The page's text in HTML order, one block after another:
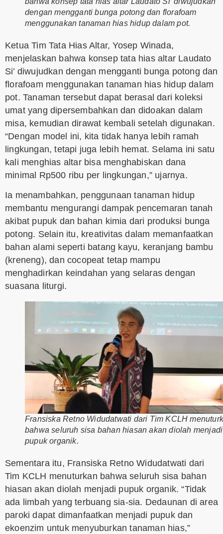
dengan mengganti bunga potong dan florafoam
menggunakan tanaman hias hidup dalam pot.
Ketua Tim Tata Hias Altar, Yosep Winada,
menjelaskan bahwa konsep tata hias altar Laudato
Si’ diwujudkan dengan mengganti bunga potong dan
florafoam menggunakan tanaman hias hidup dalam
pot. Tanaman tersebut dapat berasal dari koleksi
umat yang dipersembahkan dan didoakan dalam
misa, kemudian dirawat kembali setelah digunakan.
“Dengan model ini, kita tidak hanya lebih ramah
lingkungan, tetapi juga lebih hemat. Selama ini satu
kali menghias altar bisa menghabiskan dana
minimal Rp500 ribu per lingkungan,” ujarnya.
Ia menambahkan, penggunaan tanaman hidup
membantu mengurangi dampak pencemaran tanah
akibat pupuk dan bahan kimia dari produksi bunga
potong. Selain itu, kreativitas dalam memanfaatkan
bahan alami seperti batang kayu, keranjang bambu
(kreneng), dan cocopeat tetap mampu
menghadirkan keindahan yang selaras dengan
suasana liturgi.
Fransiska Retno Widudatwati dari Tim KCLH
bahwa seluruh sisa bahan hiasan akan diolah menjadi
pupuk organik.
Sementara itu, Fransiska Retno Widudatwati dari
Tim KCLH menuturkan bahwa seluruh sisa bahan
hiasan akan diolah menjadi pupuk organik. “Tidak
ada limbah yang terbuang sia-sia. Dedaunan di area
paroki dapat dimanfaatkan menjadi pupuk dan
ekoenzim untuk menyuburkan tanaman hias,”